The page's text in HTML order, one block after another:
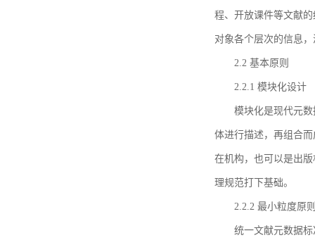
程、开放课件等文献
对象各个层次的信息
2.2 基本原则
2.2.1 模块化设计
模块化是现代元
体进行描述，再组合
在机构，也可以是出
理规范打下基础。
2.2.2 最小粒度原
统一文献元数据